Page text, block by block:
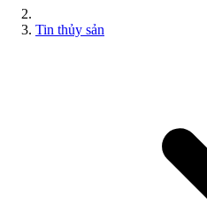
Tin thủy sản